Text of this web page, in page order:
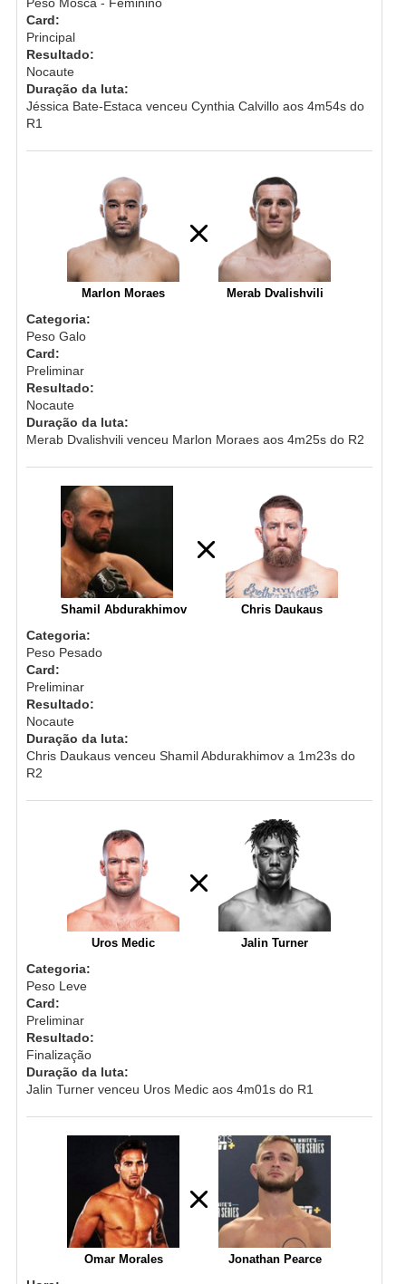
Card:
Principal
Resultado:
Nocaute
Duração da luta:
Jéssica Bate-Estaca venceu Cynthia Calvillo aos 4m54s do
R1
Marlon Moraes Merab Dvalishvili
Categoria:
Peso Galo
Card:
Preliminar
Resultado:
Nocaute
Duração da luta:
Merab Dvalishvili venceu Marlon Moraes aos 4m25s do R2
Shamil Abdurakhimov Chris Daukaus
Categoria:
Peso Pesado
Card:
Preliminar
Resultado:
Nocaute
Duração da luta:
Chris Daukaus venceu Shamil Abdurakhimov a 1m23s do
R2
Uros Medic Jalin Turner
Categoria:
Peso Leve
Card:
Preliminar
Resultado:
Finalização
Duração da luta:
Jalin Turner venceu Uros Medic aos 4m01s do R1
Omar Morales Jonathan Pearce